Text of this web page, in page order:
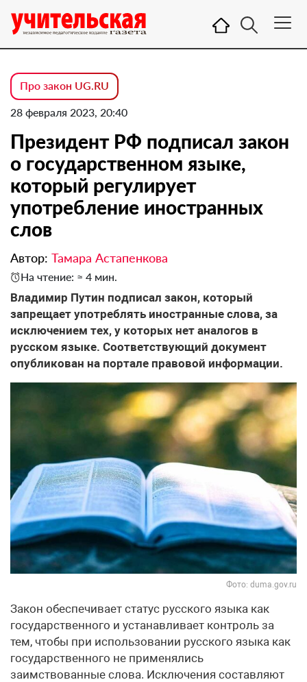
Про закон UG.RU
28 февраля 2023, 20:40
Президент РФ подписал закон
о государственном языке,
который регулирует
употребление иностранных
слов
Автор: Тамара Астапенкова
На чтение: ≈ 4 мин.
Владимир Путин подписал закон, который
запрещает употреблять иностранные слова, за
исключением тех, у которых нет аналогов в
русском языке. Соответствующий документ
опубликован на портале правовой информации.
Фото: duma.gov.ru
Закон обеспечивает статус русского языка как
государственного и устанавливает контроль за
тем, чтобы при использовании русского языка как
государственного не применялись
заимствованные слова. Исключения составляют